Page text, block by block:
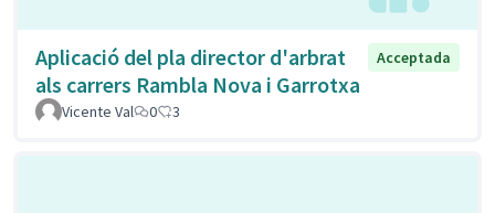
Aplicació del pla director d'arbrat
als carrers Rambla Nova i Garrotxa
Acceptada
Vicente Val 0 3